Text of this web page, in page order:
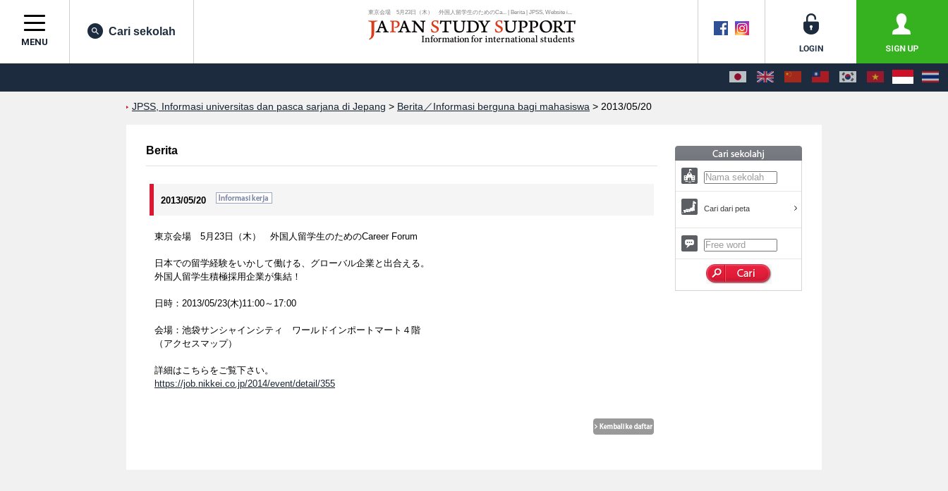
東京会場 5月23日（木） 外国人留学生のためのCa... | Berita | JPSS, Website i...
MENU
Cari sekolah
JPSS, Informasi universitas dan pasca sarjana di Jepang > Berita／Informasi berguna bagi mahasiswa > 2013/05/20
Berita
2013/05/20
東京会場 5月23日（木） 外国人留学生のためのCareer Forum
日本での留学経験をいかして働ける、グローバル企業と出合える。
外国人留学生積極採用企業が集結！
日時：2013/05/23(木)11:00～17:00
会場：池袋サンシャインシティ ワールドインポートマート４階
（アクセスマップ）
詳細はこちらをご覧下さい。
https://job.nikkei.co.jp/2014/event/detail/355
Cari dari peta